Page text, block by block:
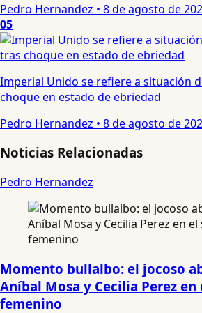
Pedro Hernandez • 8 de agosto de
05
Imperial Unido se refiere a situación
choque en estado de ebriedad
Pedro Hernandez • 8 de agosto de
Noticias Relacionadas
Pedro Hernandez
Momento bullalbo: el jocoso
Aníbal Mosa y Cecilia Perez
femenino